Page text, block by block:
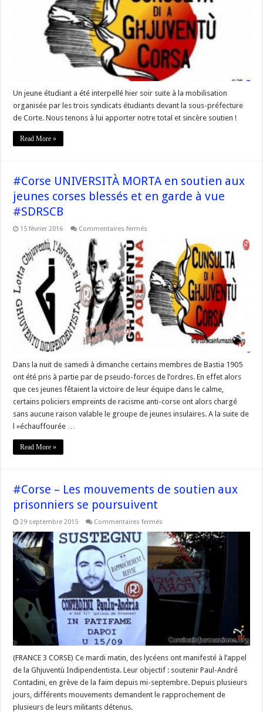
d’A
@CGCCorte
Università
Morta
Jour
3
Un jeune étudiant a été interpellé hier soir suite à la mobilisation
organisée par les trois syndicats étudiants devant la sous-préfecture
de Corte. Nous tenons à lui apporter notre total et sincère soutien !
Read More »
#Corse UNIVERSITÀ MORTA en soutien aux
jeunes corses blessés et en garde à vue
#SDRSCB
15 février 2016 Commentaires fermés
soutien
aux
jeunes
corses
blessés
et
en
garde
Dans la nuit de samedi à dimanche certains membres de Bastia 1905
ont été pris à partie par de pseudo-forces de l’ordres. En effet alors
que ces jeunes fêtaient la victoire de leur équipe dans le calme,
certains policiers empreints de racisme anti-corse ont alors chargé
sans aucune raison valable le groupe de jeunes insulaires. A la suite de
l »échauffourée …
Read More »
#Corse – Les mouvements de soutien aux
prisonniers se poursuivent
29 septembre 2015 Commentaires fermés
–
Les
mouvements
soutien
aux
prisonniers
se
poursuivent
(FRANCE 3 CORSE) Ce mardi matin, des lycéens ont manifesté à l’appel
de la Ghjuventù Indipendentista. Leur objectif : soutenir Paul-André
Contadini, en grève de la faim depuis mi-septembre. Depuis plusieurs
jours, différents mouvements demandent le rapprochement de
plusieurs de leurs militants détenus.